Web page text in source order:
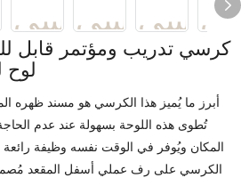
كرسي تدريب ومؤتمر قابل
لوح
أبرز ما يُميز هذا الكرسي هو مسند ظهره
تُطوى هذه اللوحة بسهولة عند عدم
المكان ويُوفر في الوقت نفسه وظيفة رائعة
الكرسي على رف عملي أسفل المقعد